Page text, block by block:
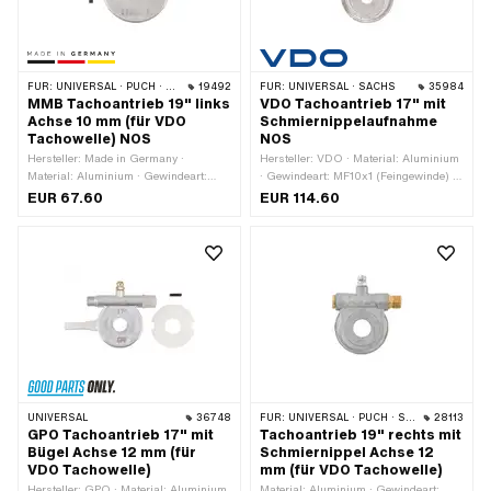
FÜR: UNIVERSAL · PUCH · SACHS 19492
MMB Tachoantrieb 19" links
Achse 10 mm (für VDO
Tachowelle) NOS
Hersteller: Made in Germany ·
Material: Aluminium · Gewindeart:
MF10x1 (Feingewinde) · Farbe: grau ·
Ø Achse: 10 mm · Verwendungsort:
links · Radgrösse: 19 " · Gesamthöhe:
48 mm · Gesamtbreite aussen: 50 mm
EUR 67.60
FÜR: UNIVERSAL · SACHS 35984
VDO Tachoantrieb 17" mit
Schmiernippelaufnahme
NOS
Hersteller: VDO · Material: Aluminium
· Gewindeart: MF10x1 (Feingewinde) ·
4-Kant Tachowelle: 1.8 mm · Ø
EUR 114.60
UNIVERSAL 36748
GPO Tachoantrieb 17" mit
Bügel Achse 12 mm (für
VDO Tachowelle)
FÜR: UNIVERSAL · PUCH · SACHS 28113
Tachoantrieb 19" rechts mit
Schmiernippel Achse 12
mm (für VDO Tachowelle)